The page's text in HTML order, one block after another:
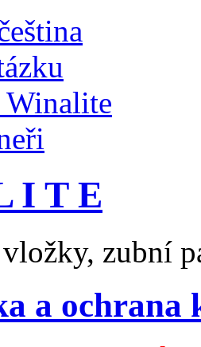
I T E
zubní
​​a ochrana